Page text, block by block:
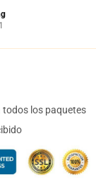
los paquetes